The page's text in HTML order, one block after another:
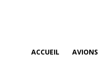
ACCUEIL AVIONS